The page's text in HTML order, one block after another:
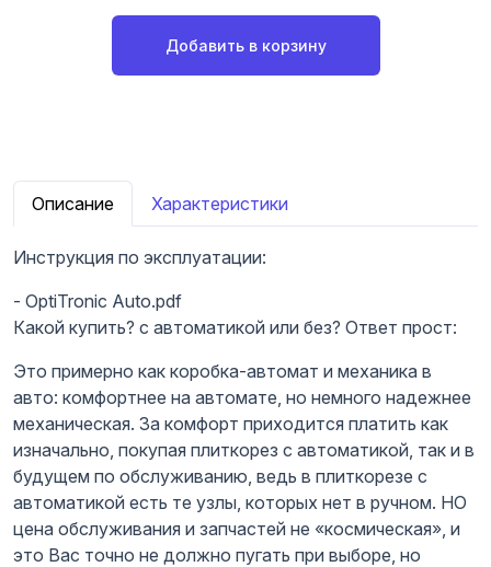
Добавить в корзину
Описание Характеристики
Инструкция по эксплуатации:
- OptiTronic Auto.pdf
Какой купить? с автоматикой или без? Ответ прост:
Это примерно как коробка-автомат и механика в
авто: комфортнее на автомате, но немного надежнее
механическая. За комфорт приходится платить как
изначально, покупая плиткорез с автоматикой, так и в
будущем по обслуживанию, ведь в плиткорезе с
автоматикой есть те узлы, которых нет в ручном. НО
цена обслуживания и запчастей не «космическая», и
это Вас точно не должно пугать при выборе, но